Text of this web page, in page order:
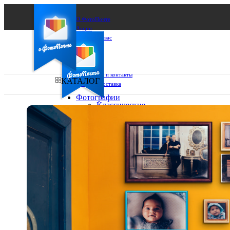
О ФотоПочте
Акции
Сделаем за вас
Бизнесу
FAQ
Франшиза
Поддержка и контакты
Оплата и доставка
Ваш город:
Ваш регион доставки
Выберите из списка:
КАТАЛОГ
Фотографии
Классические
10х10
10х15
13х18
15х15
15х20
20х20
20х30
30х30
30х40